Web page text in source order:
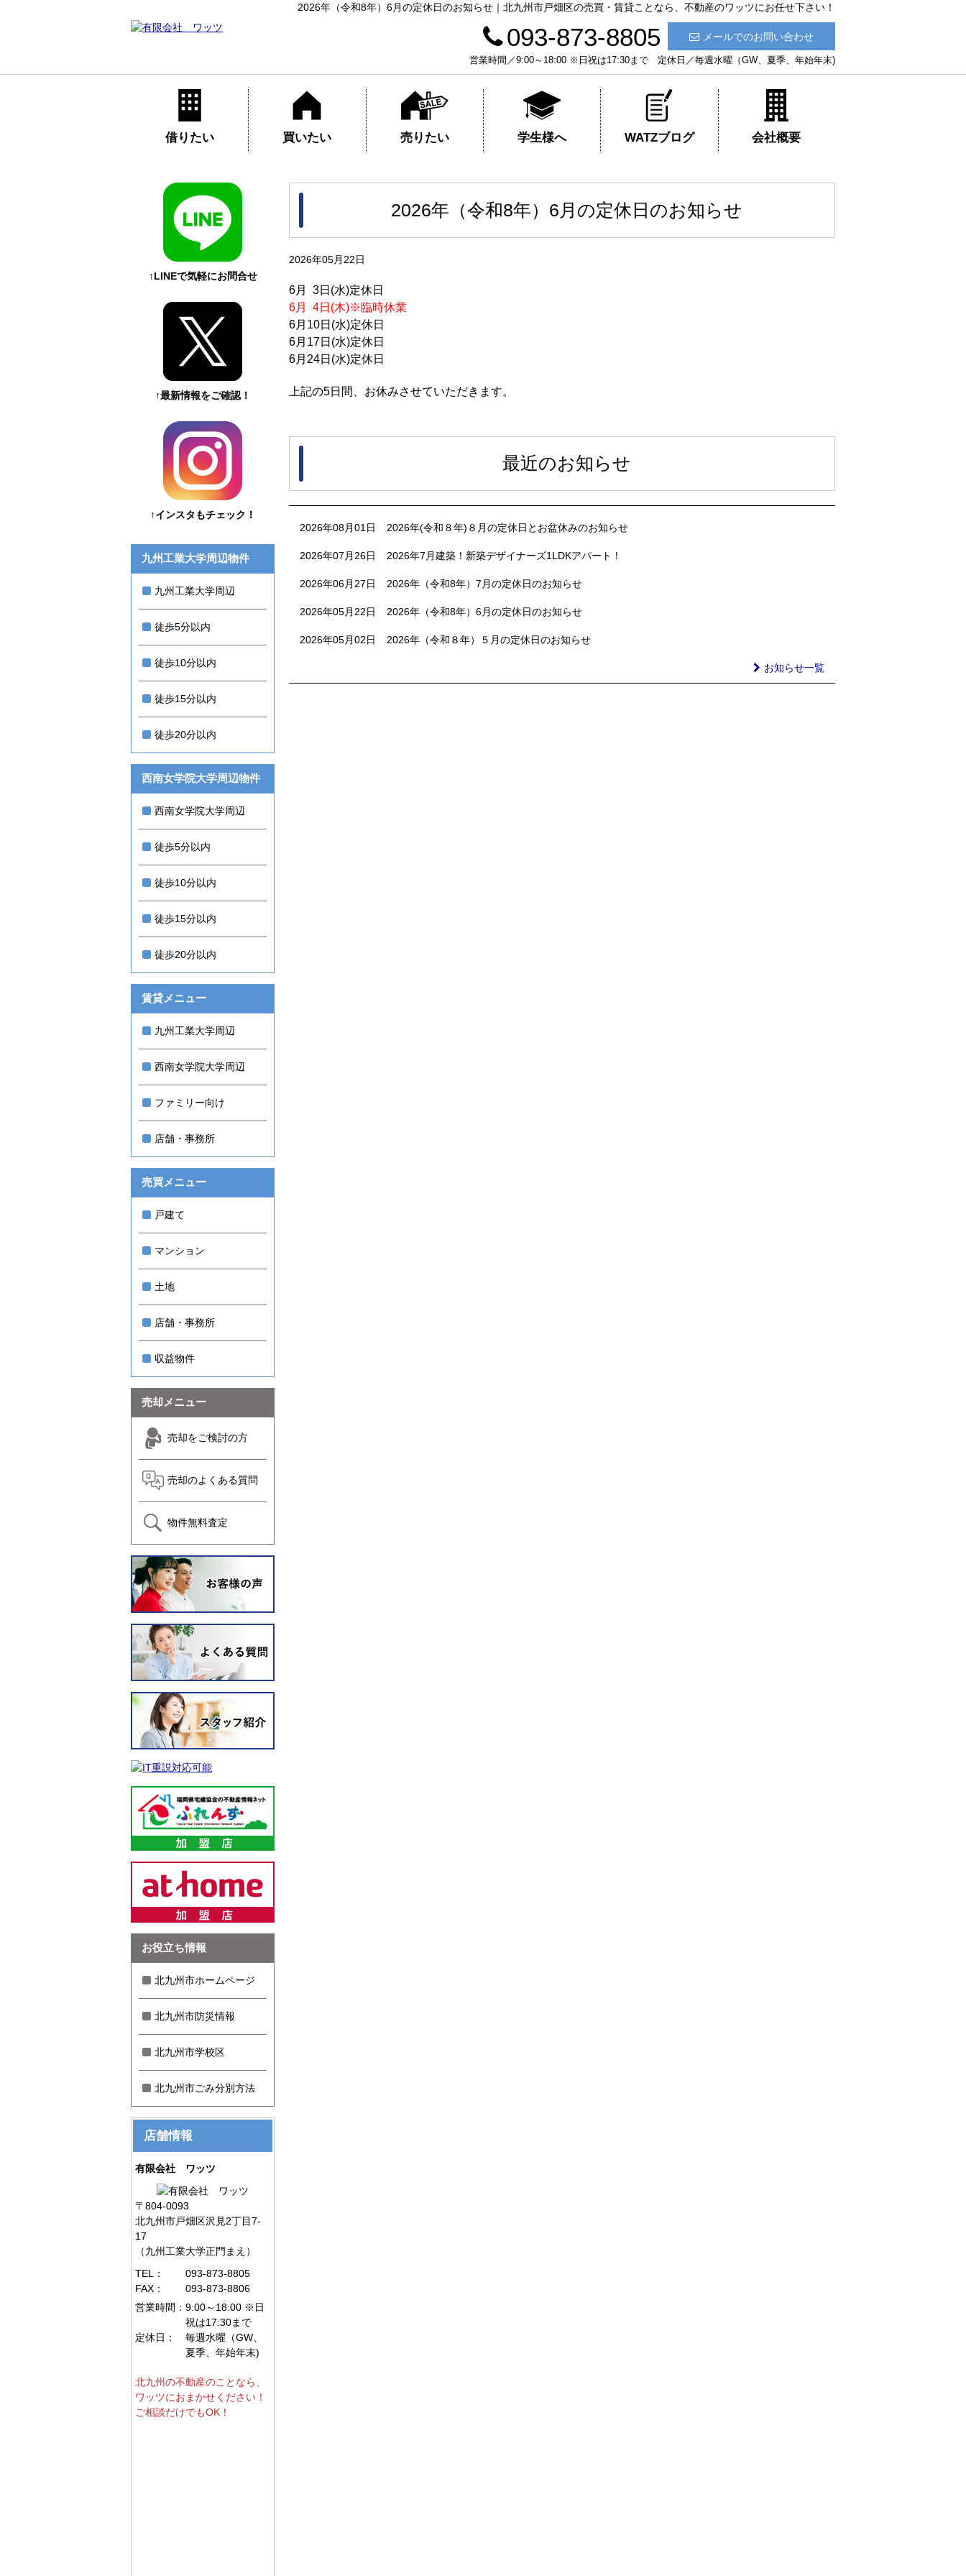
2026年（令和8年）6月の定休日のお知らせ｜北九州市戸畑区の売買・賃貸ことなら、不動産のワッツにお任せ下さい！
メールでのお問い合わせ
093-873-8805
営業時間／9:00～18:00 ※日祝は17:30まで 定休日／毎週水曜（GW、夏季、年始年末)
借りたい 買いたい 売りたい 学生様へ WATZブログ 会社概要
↑LINEで気軽にお問合せ
↑最新情報をご確認！
↑インスタもチェック！
九州工業大学周辺物件
九州工業大学周辺
徒歩5分以内
徒歩10分以内
徒歩15分以内
徒歩20分以内
西南女学院大学周辺物件
西南女学院大学周辺
徒歩5分以内
徒歩10分以内
徒歩15分以内
徒歩20分以内
賃貸メニュー
九州工業大学周辺
西南女学院大学周辺
ファミリー向け
店舗・事務所
売買メニュー
戸建て
マンション
土地
店舗・事務所
収益物件
売却メニュー
売却をご検討の方
売却のよくある質問
物件無料査定
お役立ち情報
北九州市ホームページ
北九州市防災情報
北九州市学校区
北九州市ごみ分別方法
店舗情報
有限会社 ワッツ
〒804-0093
北九州市戸畑区沢見2丁目7-
17
（九州工業大学正門まえ）
TEL：
093-873-8805
FAX：
093-873-8806
営業時間： 9:00～18:00 ※日
祝は17:30まで
定休日：
毎週水曜（GW、
夏季、年始年末)
北九州の不動産のことなら、
ワッツにおまかせください！
ご相談だけでもOK！
2026年（令和8年）6月の定休日のお知らせ
2026年05月22日
6月 3日(水)定休日
6月 4日(木)※臨時休業
6月10日(水)定休日
6月17日(水)定休日
6月24日(水)定休日
上記の5日間、お休みさせていただきます。
最近のお知らせ
2026年08月01日 2026年(令和８年)８月の定休日とお盆休みのお知らせ
2026年07月26日 2026年7月建築！新築デザイナーズ1LDKアパート！
2026年06月27日 2026年（令和8年）7月の定休日のお知らせ
2026年05月22日 2026年（令和8年）6月の定休日のお知らせ
2026年05月02日 2026年（令和８年）５月の定休日のお知らせ
お知らせ一覧